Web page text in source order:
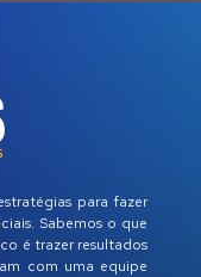
para fazer
Sabemos o que
é trazer resultados
com uma equipe